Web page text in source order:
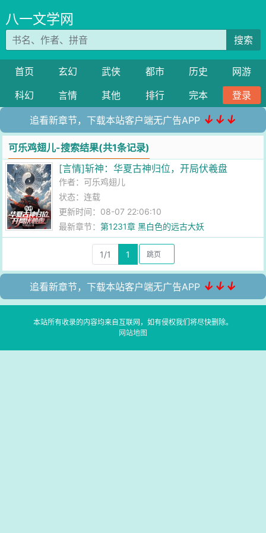
八一文学网
搜索
首页 玄幻 武侠 都市 历史
网游
科幻
言情 其他 排行 完本 登录
追看新章节，下载本站客户端无广告APP ↓↓↓
可乐鸡翅儿-搜索结果(共1条记录)
[言情]斩神：华夏古神归位，开局伏羲盘
作者： 可乐鸡翅儿
状态：连载
更新时间：08-07 22:06:10
最新章节：第1231章 黑白色的远古大妖
1/1 1
追看新章节，下载本站客户端无广告APP ↓↓↓
本站所有收录的内容均来自互联网，如有侵权我们将尽快删除。
网站地图